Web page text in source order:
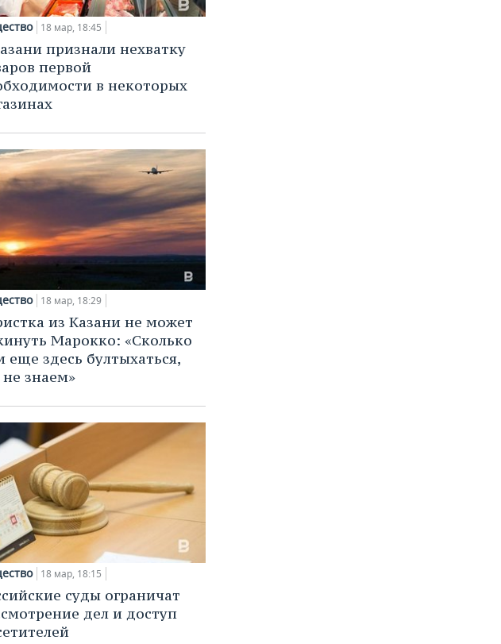
18 мар, 18:45
признали нехватку
первой
в некоторых
18 мар, 18:29
из Казани не может
Марокко: «Сколько
еще здесь бултыхаться,
знаем»
18 мар, 18:15
суды ограничат
дел и доступ